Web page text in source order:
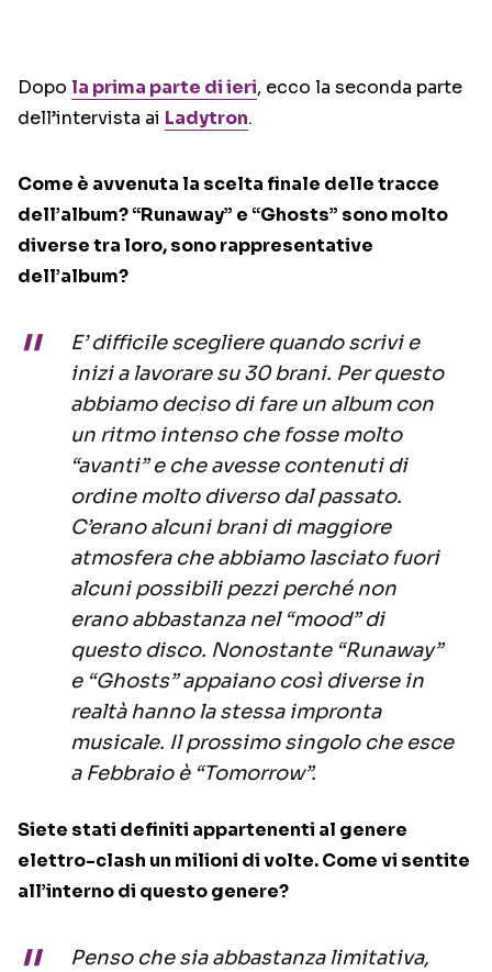
Dopo la prima parte di ieri, ecco la seconda parte
dell’intervista ai Ladytron.
Come è avvenuta la scelta finale delle tracce
dell’album? “Runaway” e “Ghosts” sono molto
diverse tra loro, sono rappresentative
dell’album?
E’ difficile scegliere quando scrivi e
inizi a lavorare su 30 brani. Per questo
abbiamo deciso di fare un album con
un ritmo intenso che fosse molto
“avanti” e che avesse contenuti di
ordine molto diverso dal passato.
C’erano alcuni brani di maggiore
atmosfera che abbiamo lasciato fuori
alcuni possibili pezzi perché non
erano abbastanza nel “mood” di
questo disco. Nonostante “Runaway”
e “Ghosts” appaiano così diverse in
realtà hanno la stessa impronta
musicale. Il prossimo singolo che esce
a Febbraio è “Tomorrow”.
Siete stati definiti appartenenti al genere
elettro-clash un milioni di volte. Come vi sentite
all’interno di questo genere?
Penso che sia abbastanza limitativa,